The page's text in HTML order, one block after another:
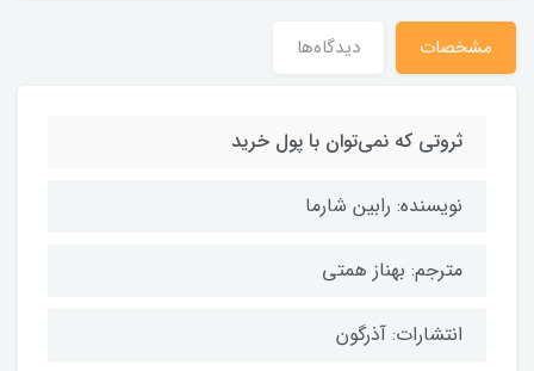
مشخصات دیدگاه‌ها
ثروتی که نمی‌توان با پول خرید
نویسنده: رابین شارما
مترجم: بهناز همتی
انتشارات: آذرگون